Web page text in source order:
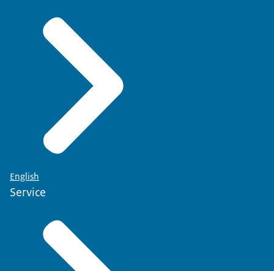
English
Service